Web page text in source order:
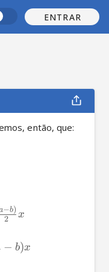
ENTRAR
então, que:
2
−b) x
− b)x